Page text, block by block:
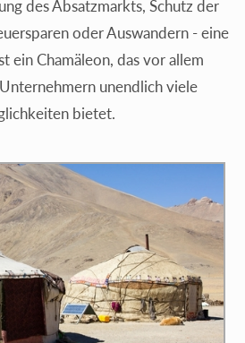
des Absatzmarkts, Schutz der
oder Auswandern - eine
ein Chamäleon, das vor allem
unendlich viele
bietet.